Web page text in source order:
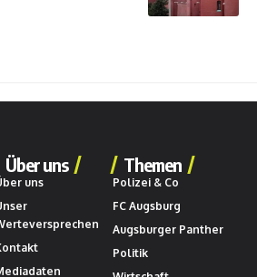
Über uns
uns
Themen
Polizei & Co
FC Augsburg
Augsburger Panther
Politik